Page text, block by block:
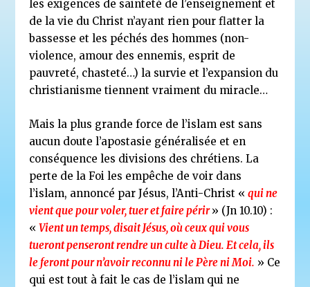
les exigences de sainteté de l’enseignement et
de la vie du Christ n’ayant rien pour flatter la
bassesse et les péchés des hommes (non-
violence, amour des ennemis, esprit de
pauvreté, chasteté…) la survie et l’expansion du
christianisme tiennent vraiment du miracle…
Mais la plus grande force de l’islam est sans
aucun doute l’apostasie généralisée et en
conséquence les divisions des chrétiens. La
perte de la Foi les empêche de voir dans
l’islam, annoncé par Jésus, l’Anti-Christ «qui ne
vient que pour voler, tuer et faire périr» (Jn 10.10) :
«Vient un temps, disait Jésus, où ceux qui vous
tueront penseront rendre un culte à Dieu. Et cela, ils
le feront pour n’avoir reconnu ni le Père ni Moi. » Ce
qui est tout à fait le cas de l’islam qui ne